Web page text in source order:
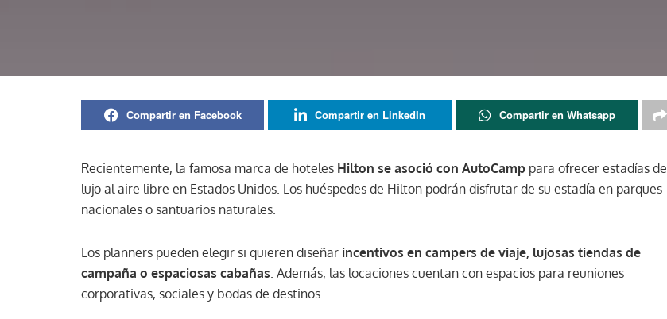
Compartir en Facebook Compartir en LinkedIn Compartir en Whatsapp
Recientemente, la famosa marca de hoteles Hilton se asoció con AutoCamp para ofrecer estadías de
lujo al aire libre en Estados Unidos. Los huéspedes de Hilton podrán disfrutar de su estadía en parques
nacionales o santuarios naturales.
Los planners pueden elegir si quieren diseñar incentivos en campers de viaje, lujosas tiendas de
campaña o espaciosas cabañas. Además, las locaciones cuentan con espacios para reuniones
corporativas, sociales y bodas de destinos.